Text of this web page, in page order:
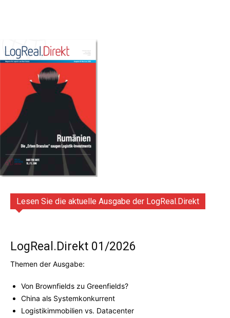
Lesen Sie die aktuelle Ausgabe der LogReal.Direkt
LogReal.Direkt 01/2026
Themen der Ausgabe:
Von Brownfields zu Greenfields?
China als Systemkonkurrent
Logistikimmobilien vs. Datacenter